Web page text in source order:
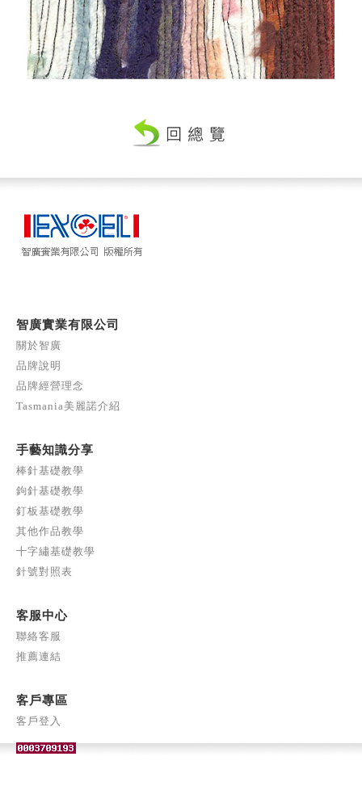
智廣實業有限公司
關於智廣
品牌說明
品牌經營理念
Tasmania美麗諾介紹
手藝知識分享
棒針基礎教學
鉤針基礎教學
釘板基礎教學
其他作品教學
十字繡基礎教學
針號對照表
客服中心
聯絡客服
推薦連結
客戶專區
客戶登入